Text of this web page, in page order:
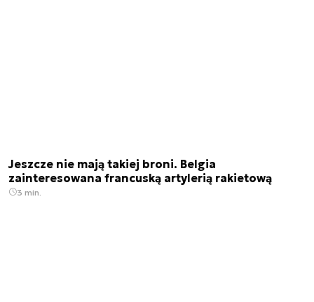
Jeszcze nie mają takiej broni. Belgia
zainteresowana francuską artylerią rakietową
3 min.